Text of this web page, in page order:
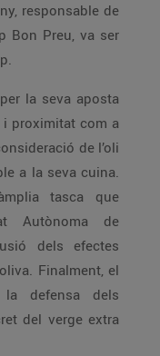
responsable de
Bon Preu, va ser
la seva aposta
i proximitat com a
de l’oli
a la seva cuina.
tasca que
Autònoma de
dels efectes
Finalment, el
defensa dels
del verge extra